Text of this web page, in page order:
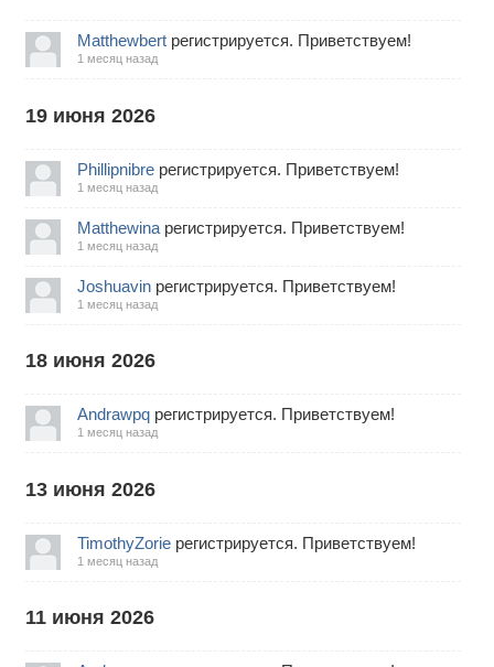
Matthewbertрегистрируется. Приветствуем!
1 месяц назад
19 июня 2026
Phillipnibreрегистрируется. Приветствуем!
1 месяц назад
Matthewinaрегистрируется. Приветствуем!
1 месяц назад
Joshuavinрегистрируется. Приветствуем!
1 месяц назад
18 июня 2026
Andrawpqрегистрируется. Приветствуем!
1 месяц назад
13 июня 2026
TimothyZorieрегистрируется. Приветствуем!
1 месяц назад
11 июня 2026